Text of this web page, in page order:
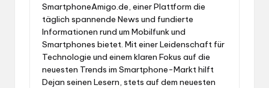
SmartphoneAmigo.de, einer Plattform die
täglich spannende News und fundierte
Informationen rund um Mobilfunk und
Smartphones bietet. Mit einer Leidenschaft für
Technologie und einem klaren Fokus auf die
neuesten Trends im Smartphone-Markt hilft
Dejan seinen Lesern, stets auf dem neuesten